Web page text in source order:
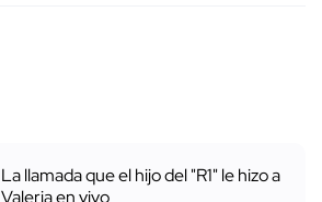
La llamada que el hijo del "R1" le hizo a
Valeria en vivo